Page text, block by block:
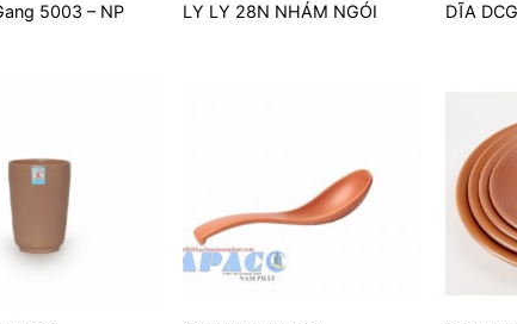
5003 – NP LY LY 28N NHÁM NGÓI DĨA